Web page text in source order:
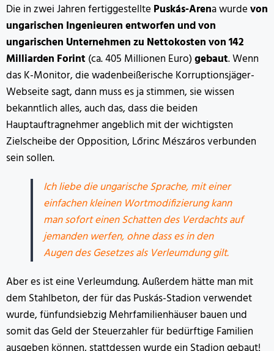
Die in zwei Jahren fertiggestellte Puskás-Arena wurdevon
ungarischen Ingenieuren entworfen und von
ungarischen Unternehmen zu Nettokosten von 142
Milliarden Forint (ca. 405 Millionen Euro)gebaut. Wenn
das K-Monitor, die wadenbeißerische Korruptionsjäger-
Webseite sagt, dann muss es ja stimmen, sie wissen
bekanntlich alles, auch das, dass die beiden
Hauptauftragnehmer angeblich mit der wichtigsten
Zielscheibe der Opposition, Lőrinc Mészáros verbunden
sein sollen.
Ich liebe die ungarische Sprache, mit einer
einfachen kleinen Wortmodifizierung kann
man sofort einen Schatten des Verdachts auf
jemanden werfen, ohne dass es in den
Augen des Gesetzes als Verleumdung gilt.
Aber es ist eine Verleumdung. Außerdem hätte man mit
dem Stahlbeton, der für das Puskás-Stadion verwendet
wurde, fünfundsiebzig Mehrfamilienhäuser bauen und
somit das Geld der Steuerzahler für bedürftige Familien